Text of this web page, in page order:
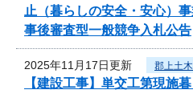
止（暮らしの安全・安心）
事後審査型一般競争入札公告
2025年11月17日更新 郡上土
【建設工事】単交工第現施